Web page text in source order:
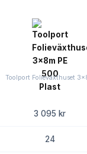
Toolport Folieväxthuset
3 095 kr
24